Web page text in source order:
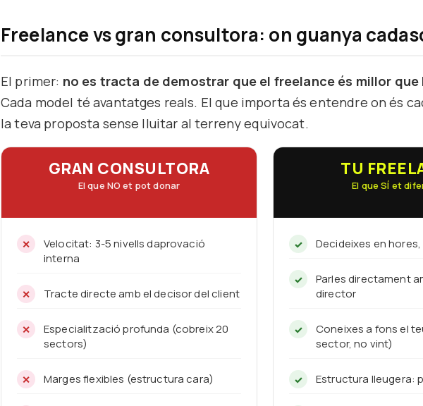
Freelance vs gran consultora: on guanya
El primer: no es tracta de demostrar que el freelance és millor
Cada model té avantatges reals. El que importa és entendre on és
la teva proposta sense lluitar al terreny equivocat.
GRAN CONSULTORA
El que NO et pot donar
Velocitat: 3-5 nivells daprovació
interna
Tracte directe amb el decisor del client
Especialització profunda (cobreix 20
sectors)
Marges flexibles (estructura cara)
TU
El que SÍ et
Decideixes en
Parles directament
director
Coneixes a fons el
sector, no vint)
Estructura lleugera: